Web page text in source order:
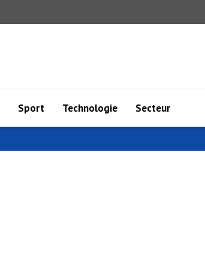
Sport Technologie Secteur